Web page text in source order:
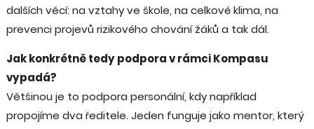
dalších věcí: na vztahy ve škole, na celkové klima, na
prevenci projevů rizikového chování žáků a tak dál.
Jak konkrétně tedy podpora v rámci Kompasu
vypadá?
Většinou je to podpora personální, kdy například
propojíme dva ředitele. Jeden funguje jako mentor, který